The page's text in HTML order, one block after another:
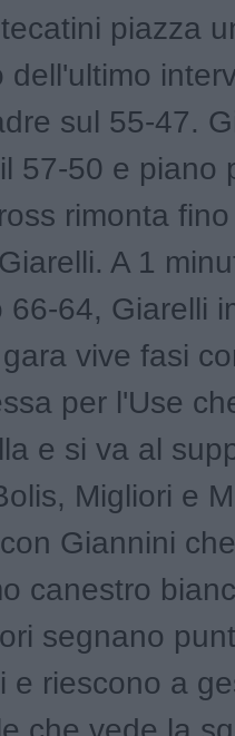
piazza
dell'ultimo
sul 55-47.
57-50 e piano
rimonta
A 1
66-64, Giarelli
vive fasi
per l'Use
e si va al
Migliori e
Giannini
canestro
segnano
e riescono a